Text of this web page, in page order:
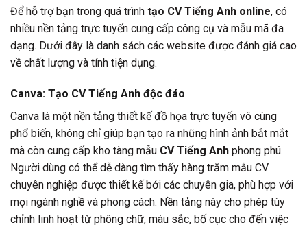
Để hỗ trợ bạn trong quá trình tạo CV Tiếng Anh online, có
nhiều nền tảng trực tuyến cung cấp công cụ và mẫu mã đa
dạng. Dưới đây là danh sách các website được đánh giá cao
về chất lượng và tính tiện dụng.
Canva: Tạo CV Tiếng Anh độc đáo
Canva là một nền tảng thiết kế đồ họa trực tuyến vô cùng
phổ biến, không chỉ giúp bạn tạo ra những hình ảnh bắt mắt
mà còn cung cấp kho tàng mẫu CV Tiếng Anh phong phú.
Người dùng có thể dễ dàng tìm thấy hàng trăm mẫu CV
chuyên nghiệp được thiết kế bởi các chuyên gia, phù hợp với
mọi ngành nghề và phong cách. Nền tảng này cho phép tùy
chỉnh linh hoạt từ phông chữ, màu sắc, bố cục cho đến việc